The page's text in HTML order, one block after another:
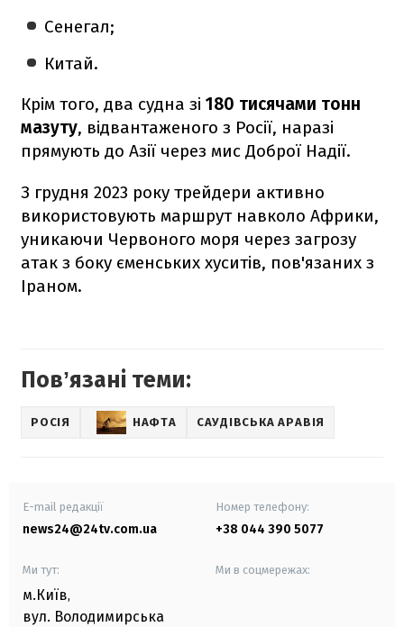
Сенегал;
Китай.
Крім того, два судна зі 180 тисячами тонн
мазуту, відвантаженого з Росії, наразі
прямують до Азії через мис Доброї Надії.
З грудня 2023 року трейдери активно
використовують маршрут навколо Африки,
уникаючи Червоного моря через загрозу
атак з боку єменських хуситів, пов'язаних з
Іраном.
Повʼязані теми:
РОСІЯ НАФТА САУДІВСЬКА АРАВІЯ
E-mail редакції
news24@24tv.com.ua
Номер телефону:
+38 044 390 5077
Ми тут:
м.Київ,
вул. Володимирська
Ми в соцмережах: